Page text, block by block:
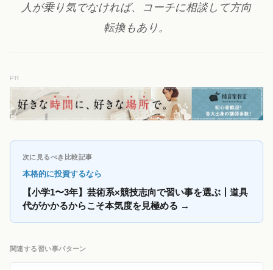
人が乗り気でなければ、コーチに相談して方向
転換もあり。
PR
次に見るべき比較記事
本格的に投資するなら
【小学1〜3年】芸術系×競技志向で習い事を選ぶ┃道具
代がかかるからこそ本気度を見極める →
関連する習い事パターン